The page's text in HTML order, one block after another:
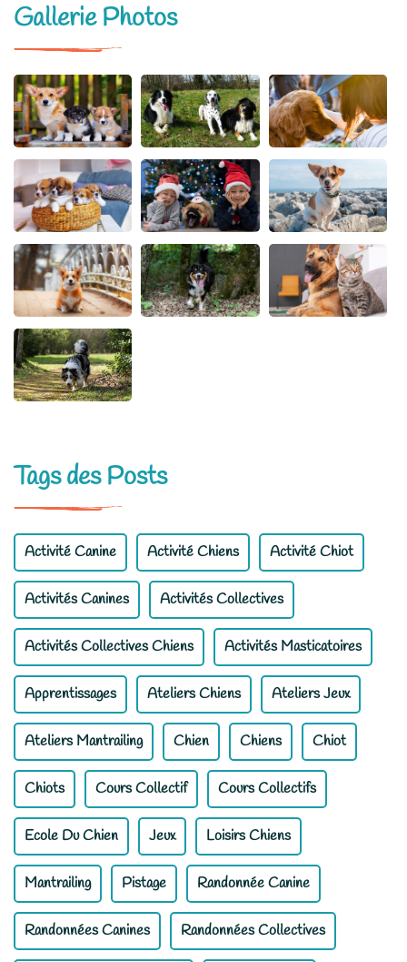
Gallerie Photos
Tags des Posts
Activité Canine Activité Chiens Activité Chiot
Activités Canines Activités Collectives
Activités Collectives Chiens Activités Masticatoires
Apprentissages Ateliers Chiens Ateliers Jeux
Ateliers Mantrailing Chien Chiens Chiot
Chiots Cours Collectif Cours Collectifs
Ecole Du Chien Jeux Loisirs Chiens
Mantrailing Pistage Randonnée Canine
Randonnées Canines Randonnées Collectives